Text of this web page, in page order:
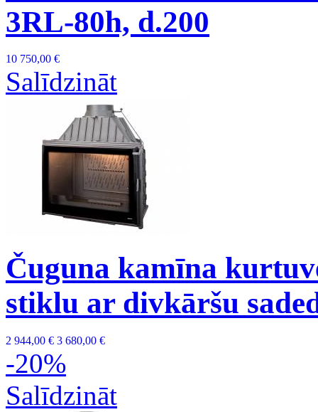
3RL-80h, d.200
10 750,00 €
Salīdzināt
Čuguna kamīna
stiklu ar divkāršu
2 944,00 € 3 680,00 €
-20%
Salīdzināt